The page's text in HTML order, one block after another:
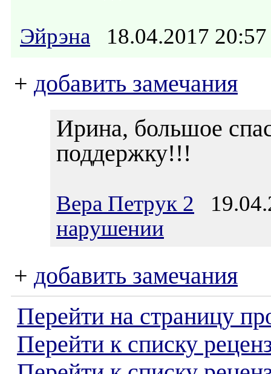
Эйрэна 18.04.2017
+ добавить замечания
Ирина, большое
поддержку!!!
Вера Петрук 2
нарушении
+ добавить замечания
Перейти на страницу
Перейти к списку